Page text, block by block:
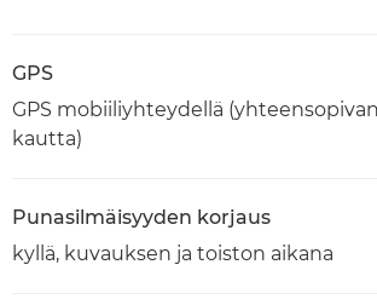
GPS
GPS mobiiliyhteydellä
kautta)
Punasilmäisyyden korjaus
kyllä, kuvauksen ja toiston aikana